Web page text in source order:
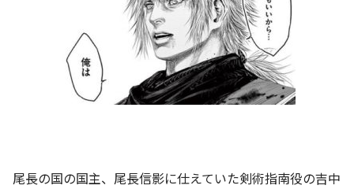
尾長の国の国主、尾長信影に仕えていた剣術指南役の吉中